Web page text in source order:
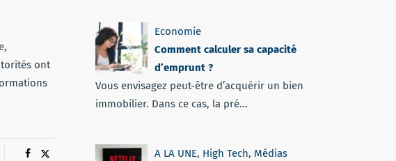
ont
Economie
Comment calculer sa capacité
d’emprunt ?
Vous envisagez peut-être d’acquérir un bien
immobilier. Dans ce cas, la pré...
A LA UNE, High Tech, Médias